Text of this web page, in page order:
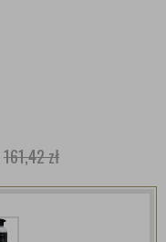
161,42 zł